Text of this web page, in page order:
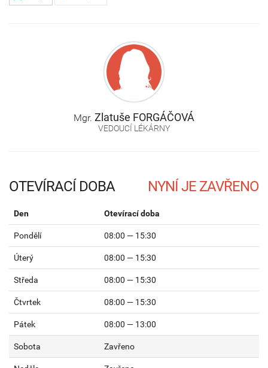
Mgr. Zlatuše FORGÁČOVÁ
VEDOUCÍ LÉKÁRNY
OTEVÍRACÍ DOBA
Den Otevírací doba
Pondělí 08:00 — 15:30
Úterý 08:00 — 15:30
Středa 08:00 — 15:30
Čtvrtek 08:00 — 15:30
Pátek 08:00 — 13:00
Sobota Zavřeno